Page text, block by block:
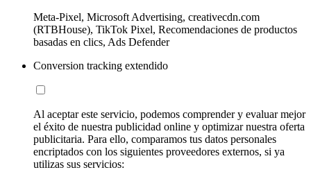
Meta-Pixel, Microsoft Advertising, creativecdn.com
(RTBHouse), TikTok Pixel, Recomendaciones de productos
basadas en clics, Ads Defender
Conversion tracking extendido
Al aceptar este servicio, podemos comprender y evaluar mejor
el éxito de nuestra publicidad online y optimizar nuestra oferta
publicitaria. Para ello, comparamos tus datos personales
encriptados con los siguientes proveedores externos, si ya
utilizas sus servicios: